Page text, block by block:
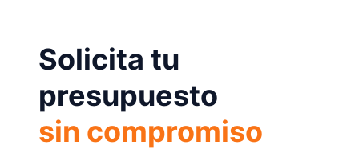
Solicita tu
presupuesto
sin compromiso